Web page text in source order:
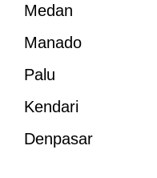
Medan
Manado
Palu
Kendari
Denpasar